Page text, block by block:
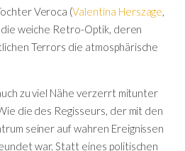
Veroca (Valentina Herszage
weiche Retro-Optik, deren
Terrors die atmosphärische
zu viel Nähe verzerrt mitunter
die des Regisseurs, der mit den
seiner auf wahren Ereignissen
war. Statt eines politischen